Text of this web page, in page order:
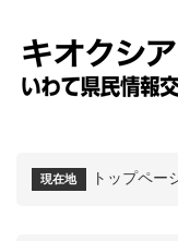
現在地 トップペー